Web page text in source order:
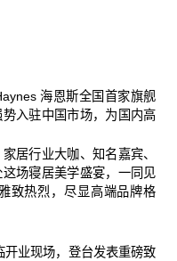
海恩斯全国首家旗舰
入驻中国市场，为国内高
居行业大咖、知名嘉宾、
场寝居美学盛宴，一同见
致热烈，尽显高端品牌格
业现场，登台发表重磅致